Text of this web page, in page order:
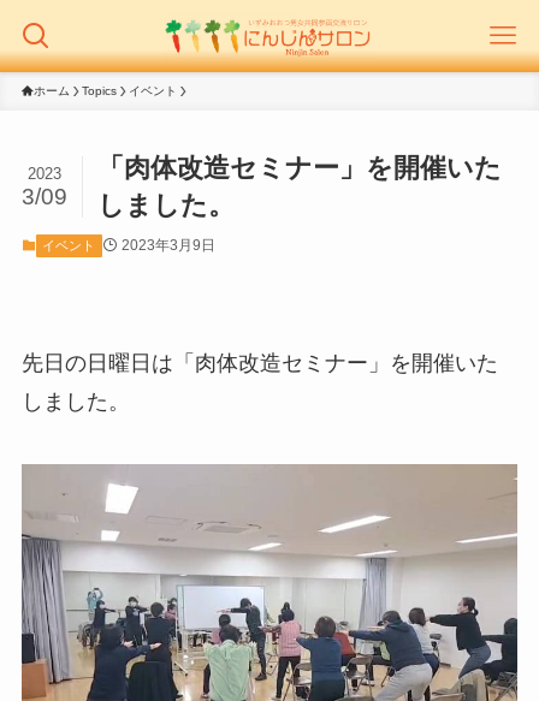
ホーム Topics イベント
「肉体改造セミナー」を開催いた
しました。
2023
3/09
イベント 2023年3月9日
先日の日曜日は「肉体改造セミナー」を開催いた
しました。